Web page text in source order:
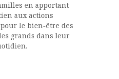
en apportant
aux actions
le bien-être des
grands dans leur